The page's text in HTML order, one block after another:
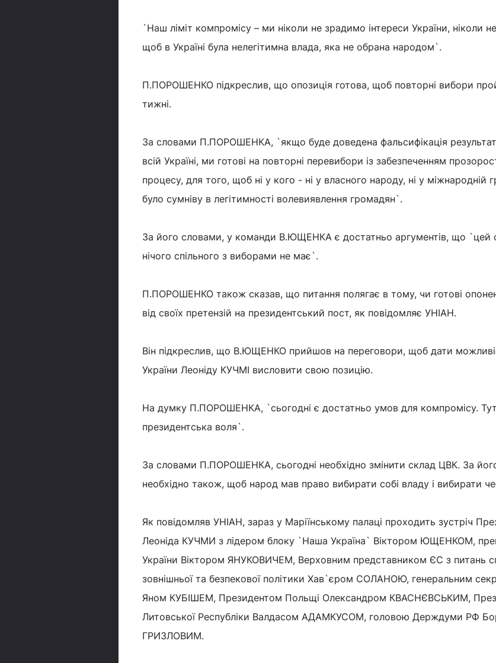
`Наш ліміт компромісу – ми ніколи не зрадимо інтереси України, ніколи
щоб в Україні була нелегітимна влада, яка не обрана народом`.
П.ПОРОШЕНКО підкреслив, що опозиція готова, щоб повторні вибори
тижні.
За словами П.ПОРОШЕНКА, `якщо буде доведена фальсифікація
всій Україні, ми готові на повторні перевибори із забезпеченням
процесу, для того, щоб ні у кого - ні у власного народу, ні у міжнародній
було сумніву в легітимності волевиявлення громадян`.
За його словами, у команди В.ЮЩЕНКА є достатньо аргументів, що `цей
нічого спільного з виборами не має`.
П.ПОРОШЕНКО також сказав, що питання полягає в тому, чи готові
від своїх претензій на президентський пост, як повідомляє УНІАН.
Він підкреслив, що В.ЮЩЕНКО прийшов на переговори, щоб дати
України Леоніду КУЧМІ висловити свою позицію.
На думку П.ПОРОШЕНКА, `сьогодні є достатньо умов для компромісу. Тут
президентська воля`.
За словами П.ПОРОШЕНКА, сьогодні необхідно змінити склад ЦВК. За
необхідно також, щоб народ мав право вибирати собі владу і вибирати
Як повідомляв УНІАН, зараз у Маріїнському палаці проходить зустріч
Леоніда КУЧМИ з лідером блоку `Наша Україна` Віктором ЮЩЕНКОМ,
України Віктором ЯНУКОВИЧЕМ, Верховним представником ЄС з питань
зовнішньої та безпекової політики Хав`єром СОЛАНОЮ, генеральним
Яном КУБІШЕМ, Президентом Польщі Олександром КВАСНЄВСЬКИМ,
Литовської Республіки Валдасом АДАМКУСОМ, головою Держдуми РФ
ГРИЗЛОВИМ.